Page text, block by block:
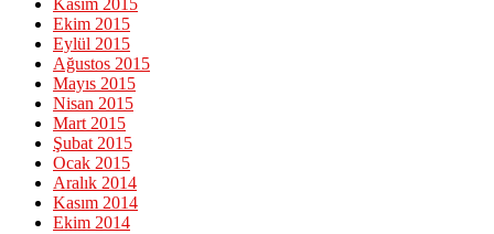
Kasım 2015
Ekim 2015
Eylül 2015
Ağustos 2015
Mayıs 2015
Nisan 2015
Mart 2015
Şubat 2015
Ocak 2015
Aralık 2014
Kasım 2014
Ekim 2014